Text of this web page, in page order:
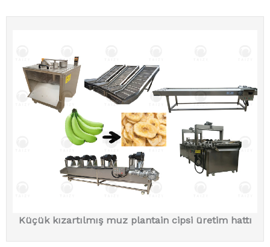
Küçük kızartılmış muz plantain cipsi üretim hattı